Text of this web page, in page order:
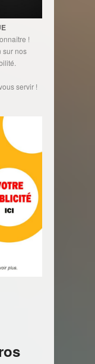
!
sur nos
servir !